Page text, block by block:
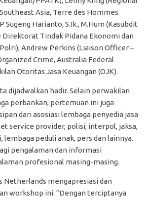
Asia, Terre des Hommes
Sugeng Harianto, S.Ik., M.Hum (Kasubdit
Direktorat Tindak Pidana Ekonomi dan
Andrew Perkins (Liaison Officer –
Crime, Australia Federal
Otoritas Jasa Keuangan (OJK).
dijadwalkan hadir. Selain perwakilan
perbankan, pertemuan ini juga
dari asosiasi lembaga penyedia jasa
service provider, polisi, interpol, jaksa,
lembaga peduli anak, pers dan lainnya.
pengalaman dan informasi
profesional masing-masing.
Netherlands mengapresiasi dan
workshop ini. “Dengan terciptanya